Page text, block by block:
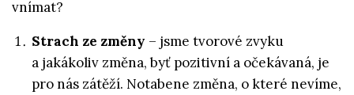
vnímat?
Strach ze změny – jsme tvorové zvyku
a jakákoliv změna, byť pozitivní a očekávaná, je
pro nás zátěží. Notabene změna, o které nevíme,